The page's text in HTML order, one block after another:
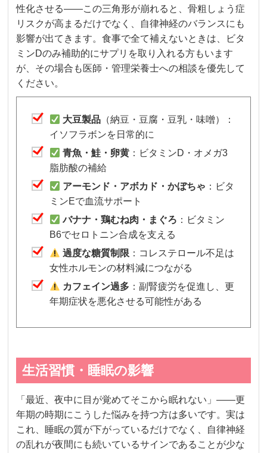
性化させる——この三角形が崩れると、骨粗しょう症
リスクが高まるだけでなく、自律神経のバランスにも
影響が出てきます。食事で全て補えないときは、ビタ
ミンDのみ補助的にサプリを取り入れる方もいます
が、その場合も医師・管理栄養士への相談を優先して
ください。
大豆製品 （納豆・豆腐・豆乳・味噌）：
イソフラボンを日常的に
青魚・鮭・卵黄 ：ビタミンD・オメガ3
脂肪酸の補給
アーモンド・アボカド・かぼちゃ ：ビタ
ミンEで血流サポート
バナナ・鶏むね肉・まぐろ ：ビタミン
B6でセロトニン合成を支える
過度な糖質制限 ：コレステロール不足は
女性ホルモンの材料減につながる
カフェイン過多 ：副腎疲労を促進し、更
年期症状を悪化させる可能性がある
生活習慣・睡眠の影響
「最近、夜中に目が覚めてそこから眠れない」——更
年期の時期にこうした悩みを持つ方は多いです。実は
これ、睡眠の質が下がっているだけでなく、自律神経
の乱れが夜間にも続いているサインであることが少な